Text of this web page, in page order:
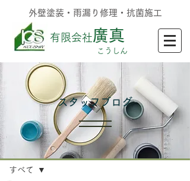
外壁塗装・雨漏り修理・抗菌施工
有限会社廣真
​こうしん
記事
すべて
​スタッフブログ